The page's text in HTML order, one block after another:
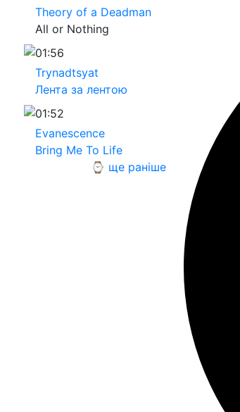
Theory of a Deadman
All or Nothing
01:56
Trynadtsyat
Лента за лентою
01:52
Evanescence
Bring Me To Life
⌚ ще раніше